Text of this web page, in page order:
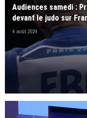
Audiences samedi :
devant le judo sur
4 août 2024